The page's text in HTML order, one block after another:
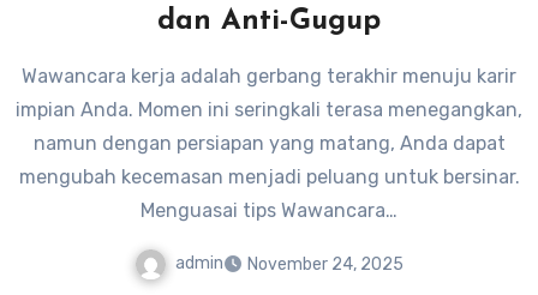
dan Anti-Gugup
Wawancara kerja adalah gerbang terakhir menuju karir
impian Anda. Momen ini seringkali terasa menegangkan,
namun dengan persiapan yang matang, Anda dapat
mengubah kecemasan menjadi peluang untuk bersinar.
Menguasai tips Wawancara…
admin November 24, 2025